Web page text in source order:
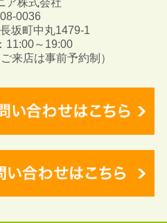
0036
坂町中丸1479-1
11:00～19:00
来店は事前予約制）